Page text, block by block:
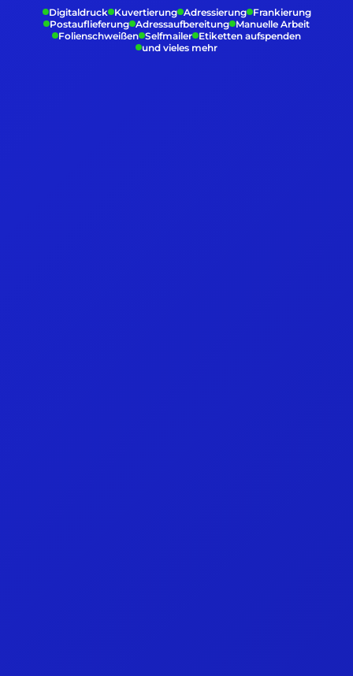
Digitaldruck Kuvertierung Adressierung Frankierung
Postauflieferung Adressaufbereitung Manuelle Arbeit
Folienschweißen Selfmailer Etiketten aufspenden
und vieles mehr